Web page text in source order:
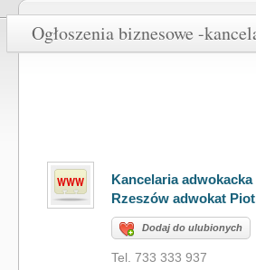
Ogłoszenia biznesowe -
Kancelaria adwokacka
Rzeszów adwokat
Dodaj do ulubionych
Tel. 733 333 937